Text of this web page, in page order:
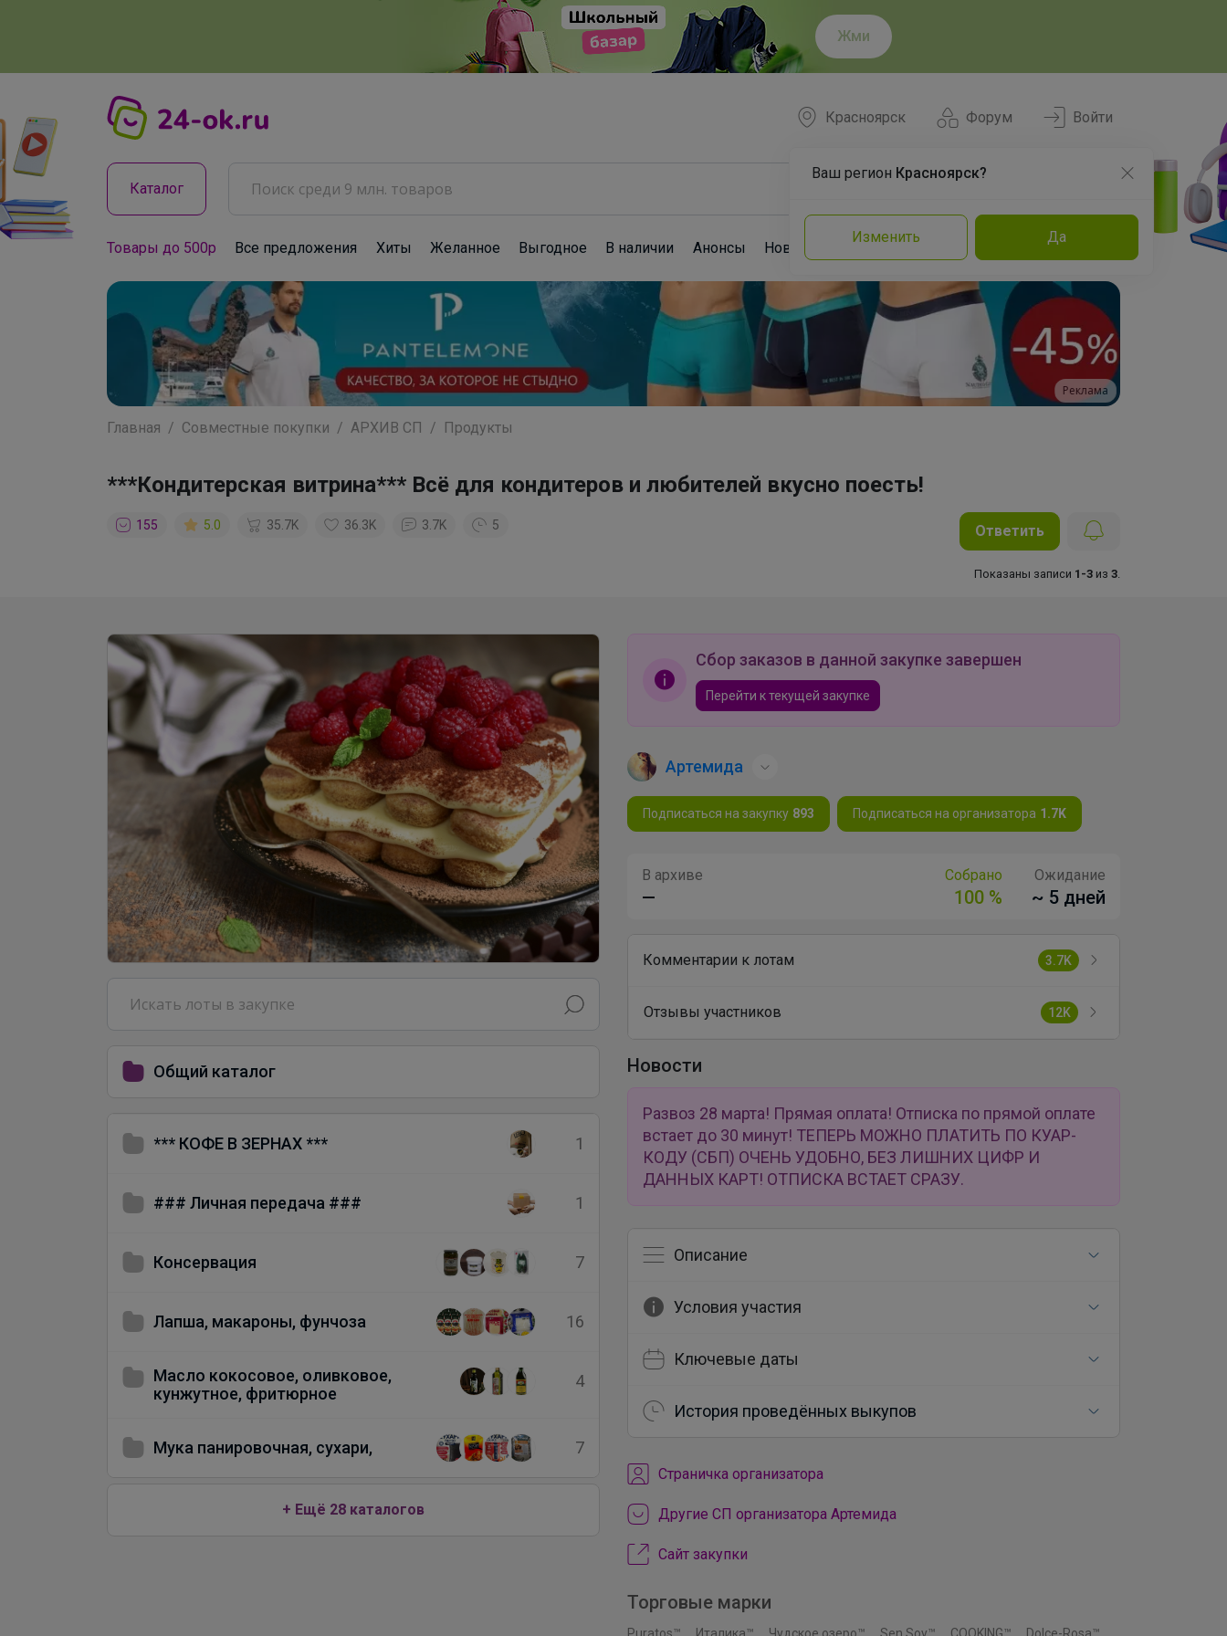
Жми
Форум
Красноярск
Ваш регион Красноярск?
Изменить Да
Войти
Каталог
Товары до 500р Все предложения Хиты Желанное Выгодное В наличии Анонсы Новости Команда Эксперты
Реклама
Главная Совместные покупки АРХИВ СП Продукты
***Кондитерская витрина*** Всё для кондитеров и любителей вкусно поесть!
155 5.0 35.7K 36.3K 3.7K 5 Ответить
Показаны записи 1-3 из 3
Общий каталог
*** КОФЕ В ЗЕРНАХ *** 1
### Личная передача ### 1
Консервация 7
Лапша, макароны, фунчоза 16
Масло кокосовое, оливковое,
кунжутное, фритюрное
4
Мука панировочная, сухари, 7
+ Ещё 28 каталогов
Сбор заказов в данной закупке завершен
Перейти к текущей закупке
Артемида
Подписаться на закупку 893 Подписаться на организатора 1.7K
В архиве
—
Собрано
100 %
Ожидание
~ 5 дней
Комментарии к лотам 3.7K
Отзывы участников 12K
Новости
Развоз 28 марта! Прямая оплата! Отписка по прямой оплате
встает до 30 минут! ТЕПЕРЬ МОЖНО ПЛАТИТЬ ПО КУАР-
КОДУ (СБП) ОЧЕНЬ УДОБНО, БЕЗ ЛИШНИХ ЦИФР И
ДАННЫХ КАРТ! ОТПИСКА ВСТАЕТ СРАЗУ.
Описание
Условия участия
Ключевые даты
История проведённых выкупов
Cтраничка организатора
Другие СП организатора Артемида
Сайт закупки
Торговые марки